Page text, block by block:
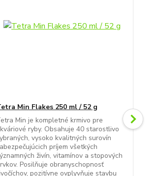
Min Flakes 250 ml / 52 g
Min je kompletné krmivo pre
ryby. Obsahuje 40 starostlivo
vysoko kvalitných surovín
príjem všetkých
živín, vitamínov a stopových
Posilňuje obranyschopnosť
pozitívne ovplyvňuje stavbu